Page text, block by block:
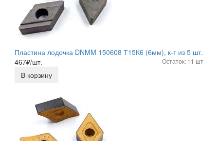
Пластина лодочка DNMM 150608 Т15К6 (6мм), к-т из 5 шт.
467₽/шт. Остаток: 11 шт
В корзину